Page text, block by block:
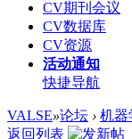
CV期刊会议
CV数据库
CV资源
活动通知
快捷导航
VALSE»论坛 › 机器
返回列表